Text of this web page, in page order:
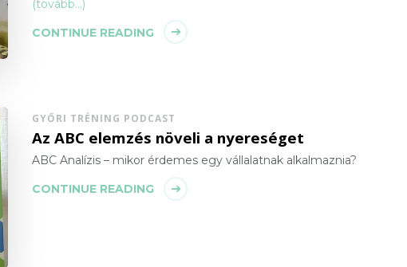
(tovább…)
CONTINUE READING
GYŐRI TRÉNING PODCAST
Az ABC elemzés növeli a nyereséget
ABC Analízis – mikor érdemes egy vállalatnak alkalmaznia?
CONTINUE READING